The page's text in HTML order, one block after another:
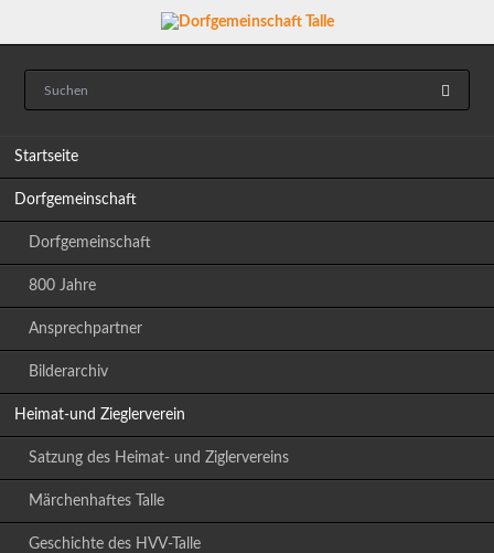
Startseite
Dorfgemeinschaft
Dorfgemeinschaft
800 Jahre
Ansprechpartner
Bilderarchiv
Heimat-und Zieglerverein
Satzung des Heimat- und Ziglervereins
Märchenhaftes Talle
Geschichte des HVV-Talle